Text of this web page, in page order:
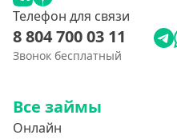
400000 руб
4500000 руб
500000 руб
600 тысяч
Телефон для связи
8 804 700 03 11
Звонок бесплатный
Все займы
Онлайн